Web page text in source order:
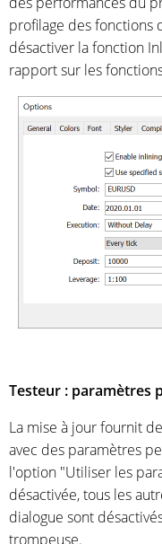
profilage des fonctions
désactiver la fonction
rapport sur les
Testeur : paramètres
La mise à jour fournit
avec des paramètres
l'option "Utiliser les
désactivée, tous les
dialogue sont
trompeuse.